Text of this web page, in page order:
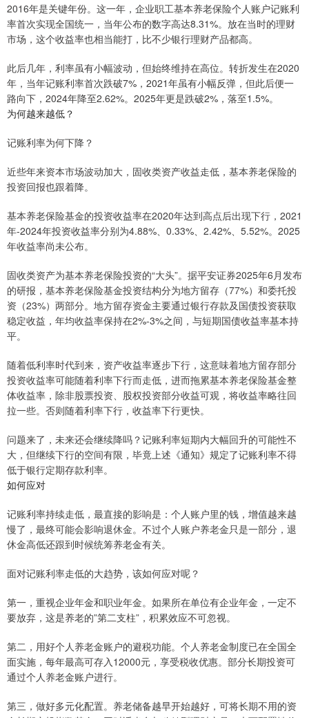
2016年是关键年份。这一年，企业职工基本养老保险个人账户记账利
率首次实现全国统一，当年公布的数字高达8.31%。放在当时的理财
市场，这个收益率也相当能打，比不少银行理财产品都高。
此后几年，利率虽有小幅波动，但始终维持在高位。转折发生在2020
年，当年记账利率首次跌破7%，2021年虽有小幅反弹，但此后便一
路向下，2024年降至2.62%。2025年更是跌破2%，落至1.5%。
为何越来越低？
记账利率为何下降？
近些年来资本市场波动加大，固收类资产收益走低，基本养老保险的
投资回报也跟着降。
基本养老保险基金的投资收益率在2020年达到高点后出现下行，2021
年-2024年投资收益率分别为4.88%、0.33%、2.42%、5.52%。2025
年收益率尚未公布。
固收类资产为基本养老保险投资的“大头”。据平安证券2025年6月发布
的研报，基本养老保险基金投资结构分为地方留存（77%）和委托投
资（23%）两部分。地方留存资金主要通过银行存款及国债投资获取
稳定收益，年均收益率保持在2%-3%之间，与短期国债收益率基本持
平。
随着低利率时代到来，资产收益率逐步下行，这意味着地方留存部分
投资收益率可能随着利率下行而走低，进而拖累基本养老保险基金整
体收益率，除非股票投资、股权投资部分收益可观，将收益率略往回
拉一些。否则随着利率下行，收益率下行更快。
问题来了，未来还会继续降吗？记账利率短期内大幅回升的可能性不
大，但继续下行的空间有限，毕竟上述《通知》规定了记账利率不得
低于银行定期存款利率。
如何应对
记账利率持续走低，最直接的影响是：个人账户里的钱，增值越来越
慢了，最终可能会影响退休金。不过个人账户养老金只是一部分，退
休金高低还跟到时候统筹养老金有关。
面对记账利率走低的大趋势，该如何应对呢？
第一，重视企业年金和职业年金。如果所在单位有企业年金，一定不
要放弃，这是养老的”第二支柱”，积累效应不可忽视。
第二，用好个人养老金账户的避税功能。个人养老金制度已在全国全
面实施，每年最高可存入12000元，享受税收优惠。部分长期投资可
通过个人养老金账户进行。
第三，做好多元化配置。养老储备越早开始越好，可将长期不用的资